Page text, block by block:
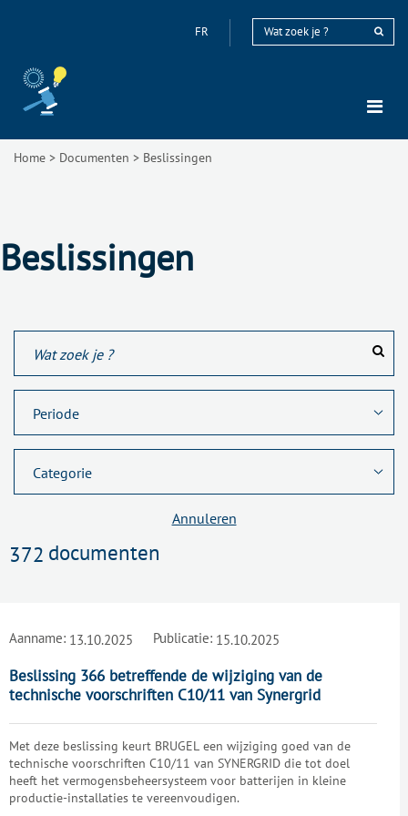
FR
Home > Documenten > Beslissingen
Beslissingen
Annuleren
372 documenten
Aanname: 13.10.2025 Publicatie: 15.10.2025
Beslissing 366 betreffende de wijziging van de
technische voorschriften C10/11 van Synergrid
Met deze beslissing keurt BRUGEL een wijziging goed van de
technische voorschriften C10/11 van SYNERGRID die tot doel
heeft het vermogensbeheersysteem voor batterijen in kleine
productie-installaties te vereenvoudigen.